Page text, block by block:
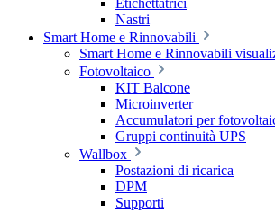
Etichettatrici
Nastri
Smart Home e Rinnovabili
Smart Home e Rinnovabili
Fotovoltaico
KIT Balcone
Microinverter
Accumulatori per
Gruppi continuità UPS
Wallbox
Postazioni di ricarica
DPM
Supporti